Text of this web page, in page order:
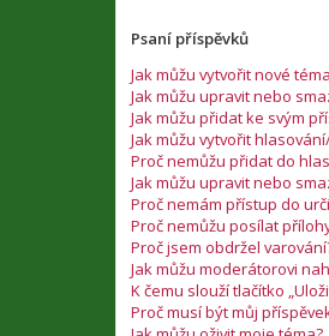
Psaní příspěvků
Jak můžu vytvořit nové
Jak můžu upravit nebo
Jak můžu přidat ke svým
Jak můžu vytvořit
Proč nemůžu přidat do
Jak můžu upravit nebo
Proč nemám přístup do
Proč nemůžu posílat
Proč jsem obdržel
Jak můžu moderátorovi
K čemu slouží tlačítko
Proč musí být můj